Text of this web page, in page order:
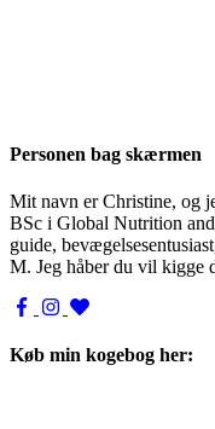
Personen bag skærmen
Mit navn er Christine, og
BSc i Global Nutrition
guide,
M. Jeg håber du vil kigge
Køb min kogebog her: